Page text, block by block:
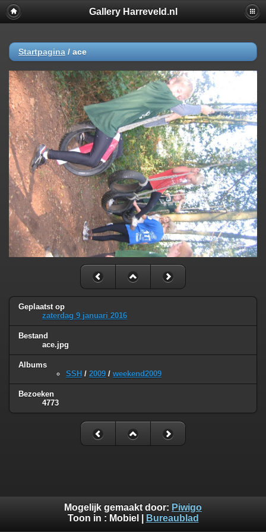
Gallery Harreveld.nl
Startpagina / ace
Geplaatst op
zaterdag 9 januari 2016
Bestand
ace.jpg
Albums
SSH / 2009 / weekend2009
Bezoeken
4773
Mogelijk gemaakt door: Piwigo
Toon in : Mobiel Bureaublad